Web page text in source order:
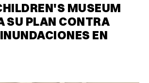
MUSEUM
SU PLAN CONTRA
EN